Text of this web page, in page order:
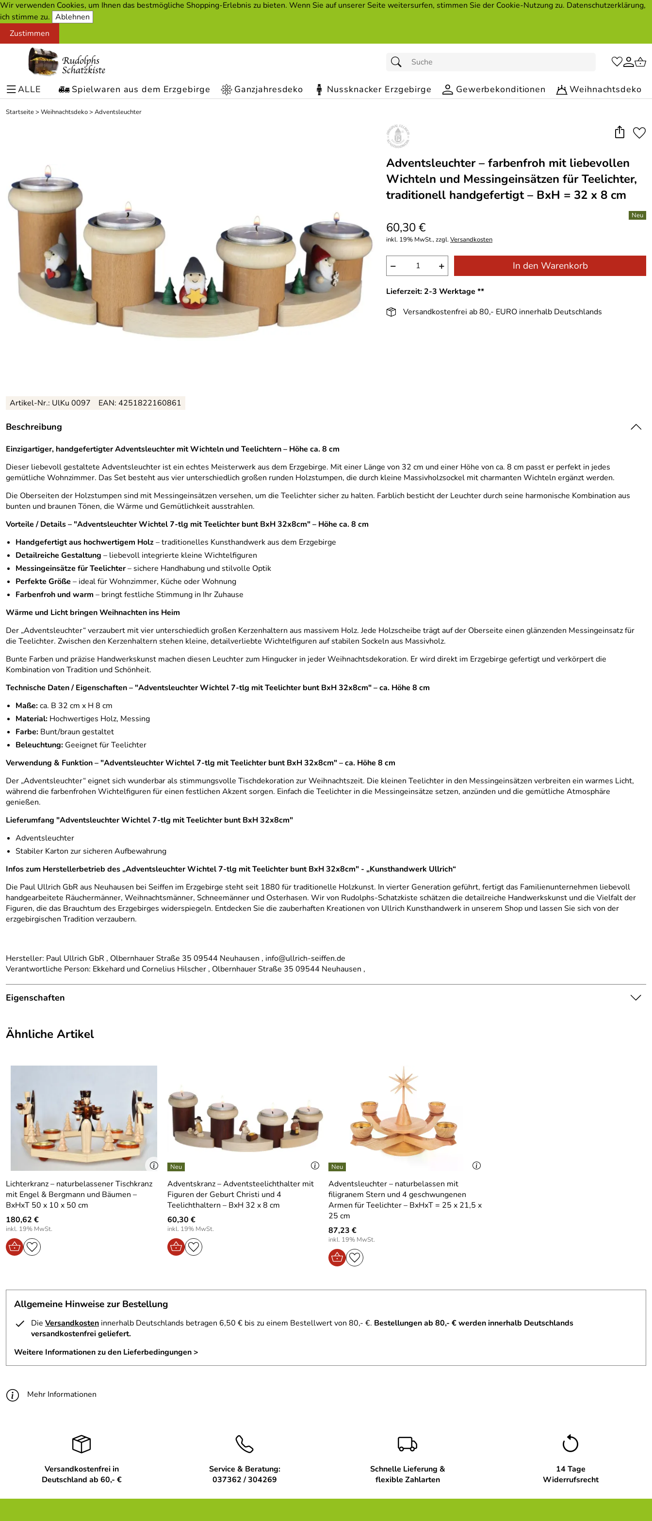
Wir verwenden Cookies, um Ihnen das bestmögliche Shopping-Erlebnis zu bieten. Wenn Sie auf unserer Seite weitersurfen, stimmen Sie der Cookie-Nutzung zu. Datenschutzerklärung,
ich stimme zu. Ablehnen
Zustimmen
ALLE Spielwaren aus dem Erzgebirge Ganzjahresdeko Nussknacker Erzgebirge Gewerbekonditionen Weihnachtsdeko
Startseite> Weihnachtsdeko> Adventsleuchter
Adventsleuchter – farbenfroh mit liebevollen
Wichteln und Messingeinsätzen für Teelichter,
traditionell handgefertigt – BxH = 32 x 8 cm
60,30 €
inkl. 19% MwSt., zzgl.Versandkosten
− + In den Warenkorb
Lieferzeit: 2-3 Werktage **
Versandkostenfrei ab 80,- EURO innerhalb Deutschlands
Artikel-Nr.: UlKu 0097 EAN: 4251822160861
Beschreibung
Einzigartiger, handgefertigter Adventsleuchter mit Wichteln und Teelichtern – Höhe ca. 8 cm
Dieser liebevoll gestaltete Adventsleuchter ist ein echtes Meisterwerk aus dem Erzgebirge. Mit einer Länge von 32 cm und einer Höhe von ca. 8 cm passt er perfekt in jedes
gemütliche Wohnzimmer. Das Set besteht aus vier unterschiedlich großen runden Holzstumpen, die durch kleine Massivholzsockel mit charmanten Wichteln ergänzt werden.
Die Oberseiten der Holzstumpen sind mit Messingeinsätzen versehen, um die Teelichter sicher zu halten. Farblich besticht der Leuchter durch seine harmonische Kombination aus
bunten und braunen Tönen, die Wärme und Gemütlichkeit ausstrahlen.
Vorteile / Details – "Adventsleuchter Wichtel 7-tlg mit Teelichter bunt BxH 32x8cm" – Höhe ca. 8 cm
Handgefertigt aus hochwertigem Holz– traditionelles Kunsthandwerk aus dem Erzgebirge
Detailreiche Gestaltung – liebevoll integrierte kleine Wichtelfiguren
Messingeinsätze für Teelichter– sichere Handhabung und stilvolle Optik
Perfekte Größe – ideal für Wohnzimmer, Küche oder Wohnung
Farbenfroh und warm – bringt festliche Stimmung in Ihr Zuhause
Wärme und Licht bringen Weihnachten ins Heim
Der „Adventsleuchter“ verzaubert mit vier unterschiedlich großen Kerzenhaltern aus massivem Holz. Jede Holzscheibe trägt auf der Oberseite einen glänzenden Messingeinsatz für
die Teelichter. Zwischen den Kerzenhaltern stehen kleine, detailverliebte Wichtelfiguren auf stabilen Sockeln aus Massivholz.
Bunte Farben und präzise Handwerkskunst machen diesen Leuchter zum Hingucker in jeder Weihnachtsdekoration. Er wird direkt im Erzgebirge gefertigt und verkörpert die
Kombination von Tradition und Schönheit.
Technische Daten / Eigenschaften – "Adventsleuchter Wichtel 7-tlg mit Teelichter bunt BxH 32x8cm" – ca. Höhe 8 cm
Maße:ca. B 32 cm x H 8 cm
Material: Hochwertiges Holz, Messing
Farbe: Bunt/braun gestaltet
Beleuchtung: Geeignet für Teelichter
Verwendung & Funktion – "Adventsleuchter Wichtel 7-tlg mit Teelichter bunt BxH 32x8cm" – ca. Höhe 8 cm
Der „Adventsleuchter“ eignet sich wunderbar als stimmungsvolle Tischdekoration zur Weihnachtszeit. Die kleinen Teelichter in den Messingeinsätzen verbreiten ein warmes Licht,
während die farbenfrohen Wichtelfiguren für einen festlichen Akzent sorgen. Einfach die Teelichter in die Messingeinsätze setzen, anzünden und die gemütliche Atmosphäre
genießen.
Lieferumfang "Adventsleuchter Wichtel 7-tlg mit Teelichter bunt BxH 32x8cm"
Adventsleuchter
Stabiler Karton zur sicheren Aufbewahrung
Infos zum Herstellerbetrieb des „Adventsleuchter Wichtel 7-tlg mit Teelichter bunt BxH 32x8cm" - „Kunsthandwerk Ullrich“
Die Paul Ullrich GbR aus Neuhausen bei Seiffen im Erzgebirge steht seit 1880 für traditionelle Holzkunst. In vierter Generation geführt, fertigt das Familienunternehmen liebevoll
handgearbeitete Räuchermänner, Weihnachtsmänner, Schneemänner und Osterhasen. Wir von Rudolphs-Schatzkiste schätzen die detailreiche Handwerkskunst und die Vielfalt der
Figuren, die das Brauchtum des Erzgebirges widerspiegeln. Entdecken Sie die zauberhaften Kreationen von Ullrich Kunsthandwerk in unserem Shop und lassen Sie sich von der
erzgebirgischen Tradition verzaubern.
Hersteller: Paul Ullrich GbR , Olbernhauer Straße 35 09544 Neuhausen , info@ullrich-seiffen.de
Verantwortliche Person: Ekkehard und Cornelius Hilscher , Olbernhauer Straße 35 09544 Neuhausen ,
Eigenschaften
Herstellungsort:
Material:
Holz
Produktart:
Adventsteelichthalter
Gewicht in kg Artikel ohne vp:
0.355
Lieferumfang:
1 Stück
Motiv:
Weihnachtsmotiv
Design:
Traditionell
Bereich:
Für innen
Zimmer:
Wohnzimmer,Küche, Wohnung
Besonderheit beim Artikel:
mit kleinen Figuren,zum zusammenstellen
Zielgruppe:
Erwachsene
Geschlecht:
unisex
Ähnliche Artikel
Lichterkranz – naturbelassener Tischkranz
mit Engel & Bergmann und Bäumen –
BxHxT 50 x 10 x 50 cm
180,62 €
inkl. 19% MwSt.
Adventskranz – Adventsteelichthalter mit
Figuren der Geburt Christi und 4
Teelichthaltern – BxH 32 x 8 cm
60,30 €
inkl. 19% MwSt.
Adventsleuchter – naturbelassen mit
filigranem Stern und 4 geschwungenen
Armen für Teelichter – BxHxT = 25 x 21,5 x
25 cm
87,23 €
inkl. 19% MwSt.
Allgemeine Hinweise zur Bestellung
Die Versandkosten innerhalb Deutschlands betragen 6,50 € bis zu einem Bestellwert von 80,- €. Bestellungen ab 80,- € werden innerhalb Deutschlands
versandkostenfrei geliefert.
Weitere Informationen zu den Lieferbedingungen >
Mehr Informationen
Versandkostenfrei in
Deutschland ab 60,- €
Service & Beratung:
037362 / 304269
Schnelle Lieferung &
flexible Zahlarten
14 Tage
Widerrufsrecht